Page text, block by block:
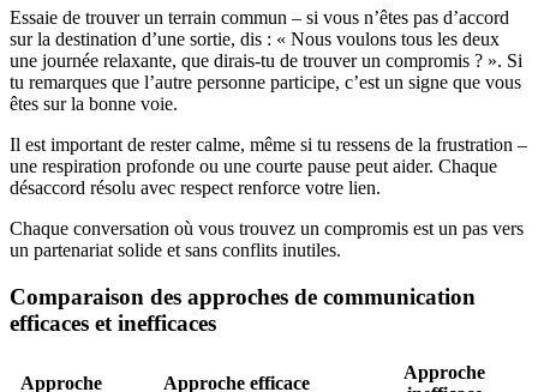
Essaie de trouver un terrain commun – si vous n’êtes pas d’accord
sur la destination d’une sortie, dis : « Nous voulons tous les deux
une journée relaxante, que dirais-tu de trouver un compromis ? ». Si
tu remarques que l’autre personne participe, c’est un signe que vous
êtes sur la bonne voie.
Il est important de rester calme, même si tu ressens de la frustration –
une respiration profonde ou une courte pause peut aider. Chaque
désaccord résolu avec respect renforce votre lien.
Chaque conversation où vous trouvez un compromis est un pas vers
un partenariat solide et sans conflits inutiles.
Comparaison des approches de communication
efficaces et inefficaces
Approche Approche efficace
Approche